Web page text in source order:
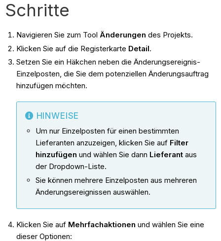
Schritte
Navigieren Sie zum Tool Änderungen des Projekts.
Klicken Sie auf die Registerkarte Detail.
Setzen Sie ein Häkchen neben die Änderungsereignis-
Einzelposten, die Sie dem potenziellen Änderungsauftrag
hinzufügen möchten.
HINWEISE
Um nur Einzelposten für einen bestimmten
Lieferanten anzuzeigen, klicken Sie auf Filter
hinzufügen und wählen Sie dann Lieferantaus
der Dropdown-Liste.
Sie können mehrere Einzelposten aus mehreren
Änderungsereignissen auswählen.
Klicken Sie auf Mehrfachaktionen und wählen Sie eine
dieser Optionen: